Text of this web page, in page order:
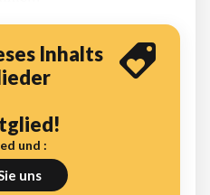
Inhalts
und :
uns